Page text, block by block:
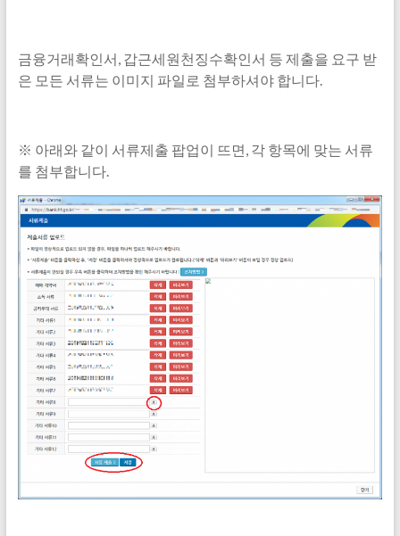
금융거래확인서, 갑근세원천징수확인서 등 제출을 요구 받
은 모든 서류는 이미지 파일로 첨부하셔야 합니다.
※ 아래와 같이 서류제출 팝업이 뜨면, 각 항목에 맞는 서류
를 첨부합니다.